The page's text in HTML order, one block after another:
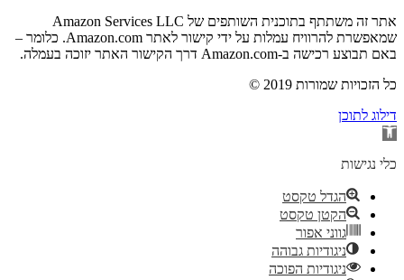
אתר זה משתתף בתוכנית השותפים של Amazon Services LLC
שמאפשרת להרוויח עמלות על ידי קישור לאתר Amazon.com. כלומר –
באם תבוצע רכישה ב-Amazon.com דרך הקישור האתר יזוכה בעמלה.
© 2019 כל הזכויות שמורות
דילוג לתוכן
פתח
נגישות
כלי נגישות
הגדל טקסט
הקטן טקסט
גווני אפור
ניגודיות גבוהה
ניגודיות הפוכה